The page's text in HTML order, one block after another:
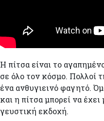
Η πίτσα είναι το
σε όλο τον κόσμο. Πολλοί
ένα ανθυγιεινό φαγητό.
και η πίτσα μπορεί να έχει
γευστική εκδοχή.